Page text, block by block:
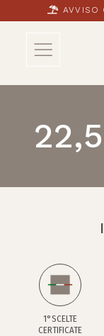
1°SCELTE
CERTIFICATE
AVVISO